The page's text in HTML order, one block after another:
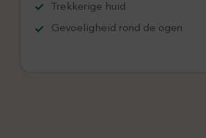
Trekkerige huid
Gevoeligheid rond de ogen